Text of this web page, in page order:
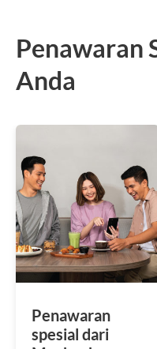
Penawaran
Anda
Penawaran
spesial dari